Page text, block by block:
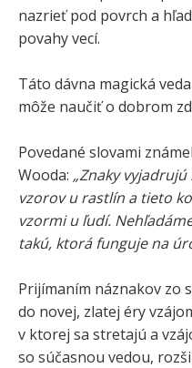
nazrieť pod povrch a
povahy vecí.
Táto dávna magická
môže naučiť o dobrom
Povedané slovami
Wooda: „Znaky
vzorov u rastlín a tieto
vzormi u ľudí.
takú, ktorá funguje na
Prijímaním náznakov zo
do novej, zlatej éry
v ktorej sa stretajú a
so súčasnou vedou,